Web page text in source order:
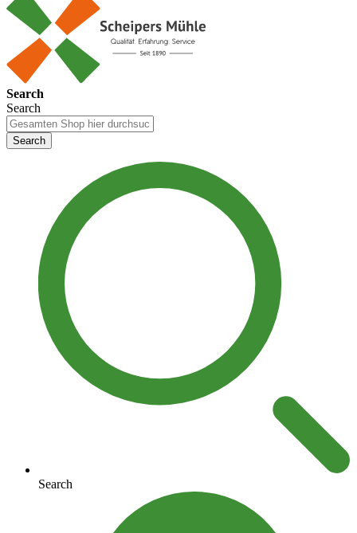
Search
Search
Search
Search